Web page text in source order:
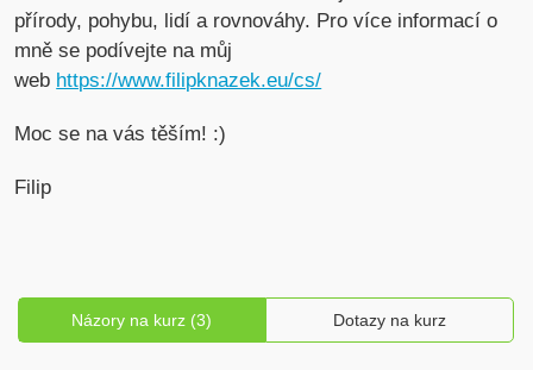
přírody, pohybu, lidí a rovnováhy. Pro více informací o
mně se podívejte na můj
web https://www.filipknazek.eu/cs/
Moc se na vás těším! :)
Filip
Názory na kurz (3) Dotazy na kurz